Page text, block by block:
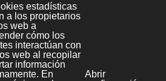
Kit Digital